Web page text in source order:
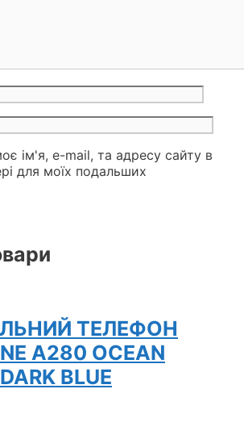
ім'я, e-mail, та адресу сайту в
для моїх подальших
ТЕЛЕФОН
A280 OCEAN
BLUE